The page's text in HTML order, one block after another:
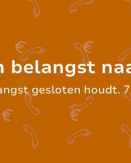
belangst
gesloten houdt.